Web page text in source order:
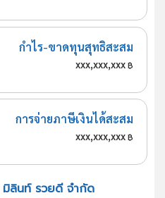
กำไร-ขาดทุนสุทธิสะสม
xxx,xxx,xxx฿
การจ่ายภาษีเงินได้สะสม
xxx,xxx,xxx฿
มิลินท์ รวยดี จำกัด